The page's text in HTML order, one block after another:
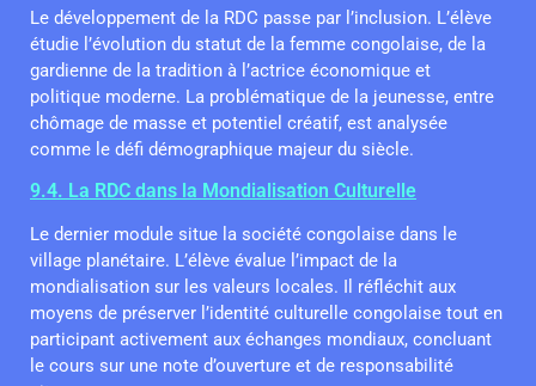
Le développement de la RDC passe par l’inclusion. L’élève
étudie l’évolution du statut de la femme congolaise, de la
gardienne de la tradition à l’actrice économique et
politique moderne. La problématique de la jeunesse, entre
chômage de masse et potentiel créatif, est analysée
comme le défi démographique majeur du siècle.
9.4. La RDC dans la Mondialisation Culturelle
Le dernier module situe la société congolaise dans le
village planétaire. L’élève évalue l’impact de la
mondialisation sur les valeurs locales. Il réfléchit aux
moyens de préserver l’identité culturelle congolaise tout en
participant activement aux échanges mondiaux, concluant
le cours sur une note d’ouverture et de responsabilité